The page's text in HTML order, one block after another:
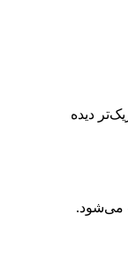
دیده
می‌شود.